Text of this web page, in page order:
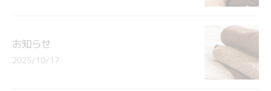
お知らせ
2025/10/17